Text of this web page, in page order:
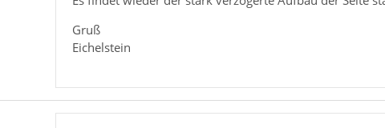
Gruß
Eichelstein